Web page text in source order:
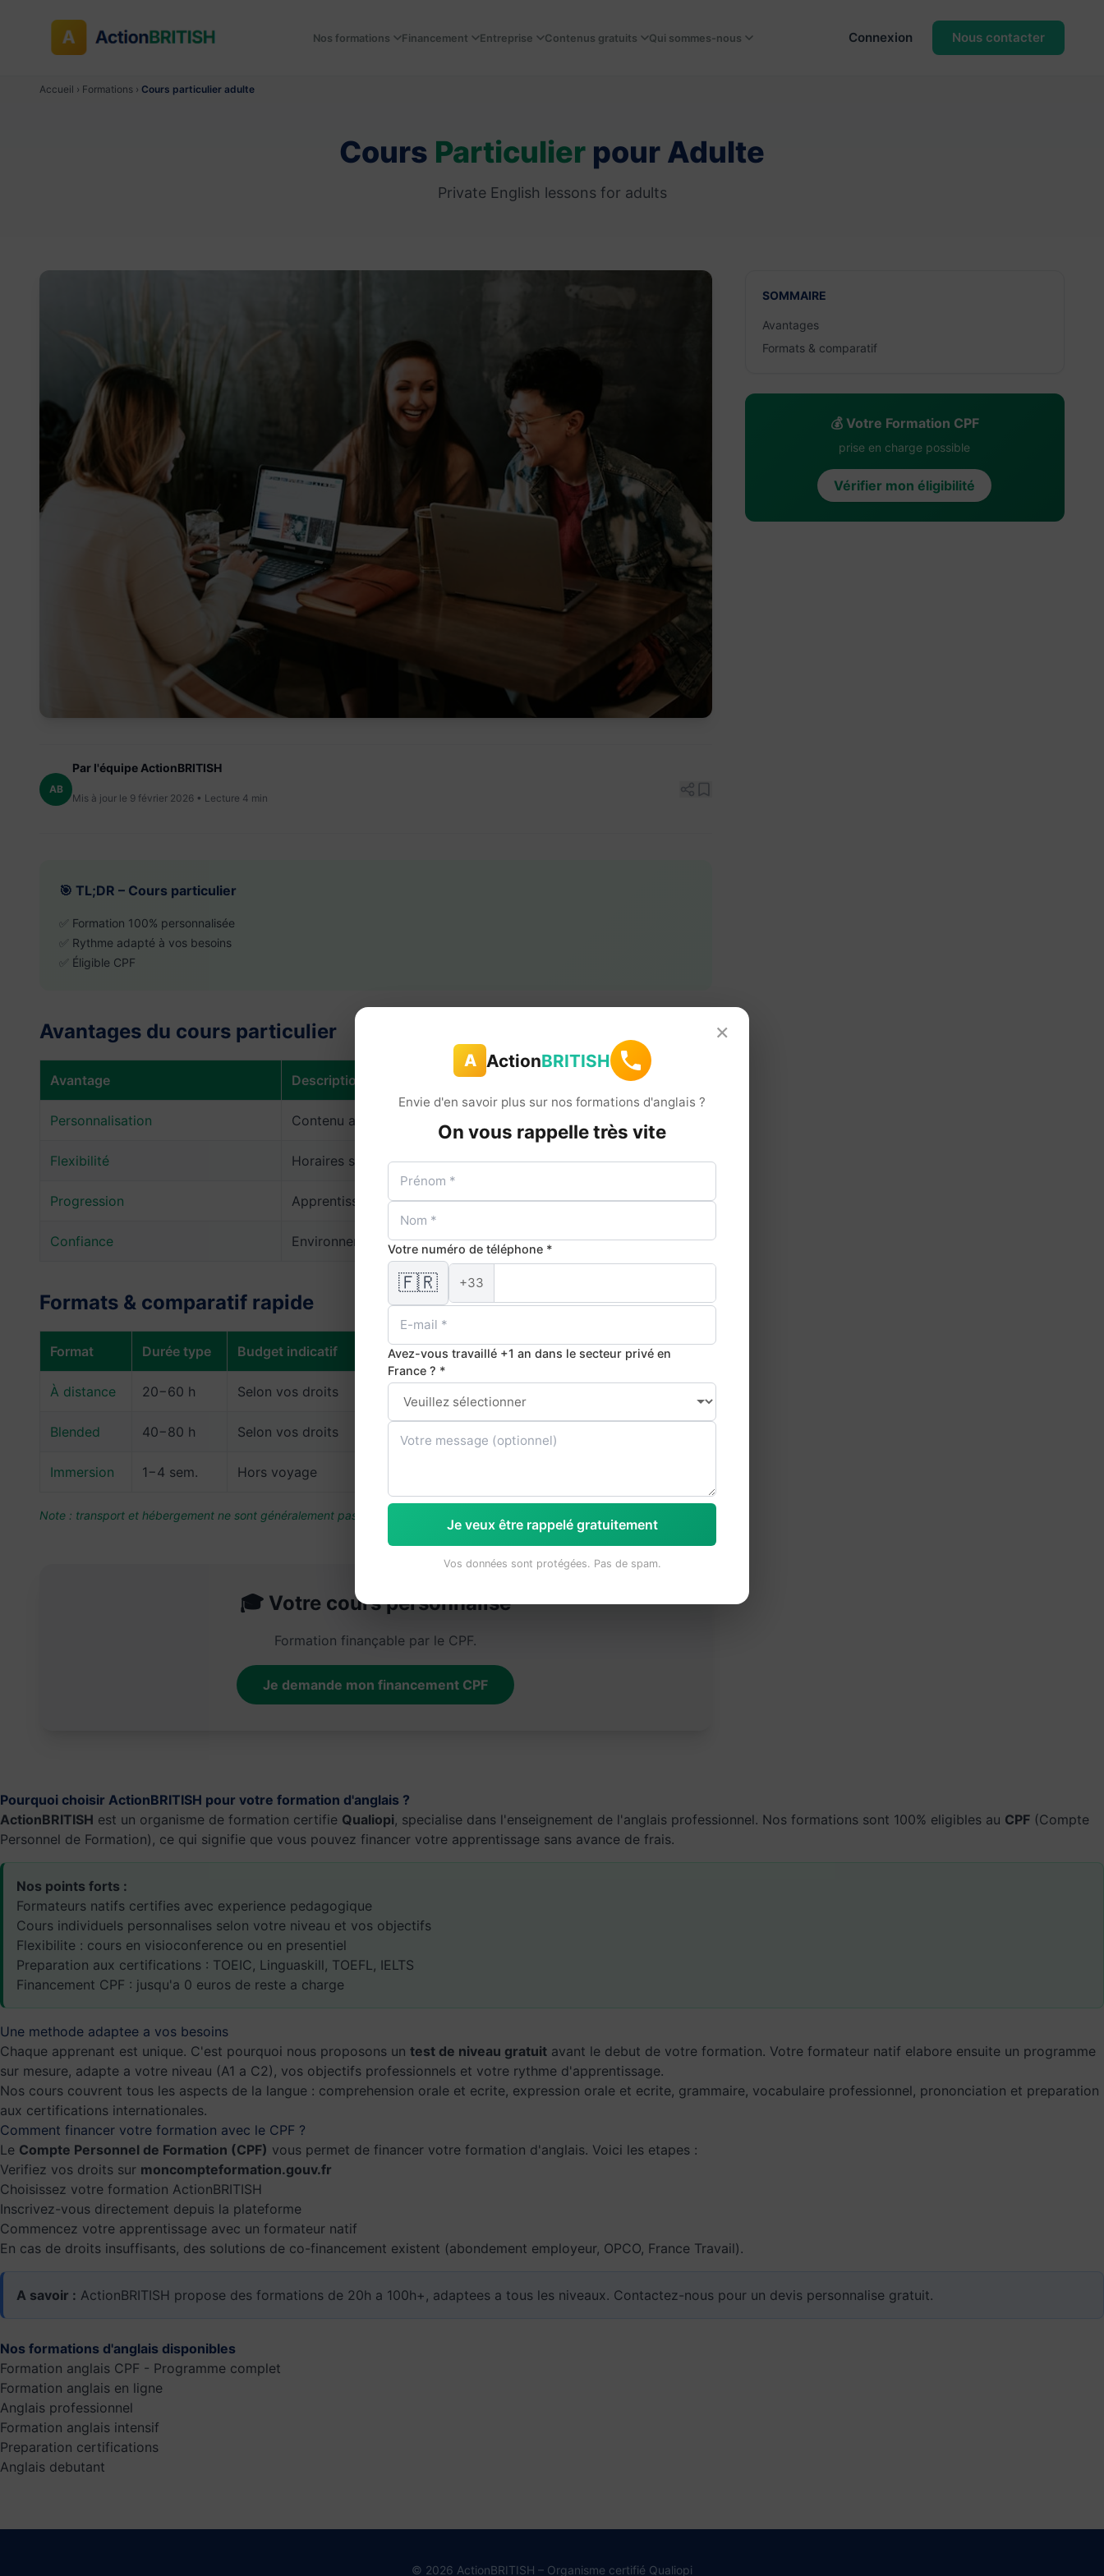
Nos formations Financement Entreprise Contenus gratuits Qui sommes-nous Connexion Nous contacter
Accueil › Formations › Cours particulier adulte
Cours Particulier pour Adulte
Private English lessons for adults
AB
Par l'équipe ActionBRITISH
Mis à jour le 9 février 2026 • Lecture 4 min
🎯 TL;DR – Cours particulier
✅ Formation 100% personnalisée
✅ Rythme adapté à vos besoins
✅ Éligible CPF
Avantages du cours particulier
Avantage Description
Personnalisation Contenu adapté à vos objectifs
Flexibilité Horaires selon votre agenda
Progression Apprentissage accéléré
Confiance Environnement sans jugement
Formats & comparatif rapide
Format Durée type Budget indicatif Éligible CPF Certification
À distance 20−60 h Selon vos droits
Blended 40−80 h Selon vos droits TOEIC / Linguaskill
Immersion 1−4 sem. Hors voyage
Note : transport et hébergement ne sont généralement pas couverts par le CPF.
🎓 Votre cours personnalisé
Formation finançable par le CPF.
Je demande mon financement CPF
SOMMAIRE
Avantages
Formats & comparatif
💰 Votre Formation CPF
prise en charge possible
Vérifier mon éligibilité
Pourquoi choisir ActionBRITISH pour votre formation d'anglais ?
ActionBRITISH est un organisme de formation certifie Qualiopi, specialise dans l'enseignement de l'anglais professionnel. Nos formations sont 100% eligibles au CPF (Compte
Personnel de Formation), ce qui signifie que vous pouvez financer votre apprentissage sans avance de frais.
Nos points forts :
Formateurs natifs certifies avec experience pedagogique
Cours individuels personnalises selon votre niveau et vos objectifs
Flexibilite : cours en visioconference ou en presentiel
Preparation aux certifications : TOEIC, Linguaskill, TOEFL, IELTS
Financement CPF : jusqu'a 0 euros de reste a charge
Une methode adaptee a vos besoins
Chaque apprenant est unique. C'est pourquoi nous proposons un test de niveau gratuit avant le debut de votre formation. Votre formateur natif elabore ensuite un programme
sur mesure, adapte a votre niveau (A1 a C2), vos objectifs professionnels et votre rythme d'apprentissage.
Nos cours couvrent tous les aspects de la langue : comprehension orale et ecrite, expression orale et ecrite, grammaire, vocabulaire professionnel, prononciation et preparation
aux certifications internationales.
Comment financer votre formation avec le CPF ?
Le Compte Personnel de Formation (CPF) vous permet de financer votre formation d'anglais. Voici les etapes :
Verifiez vos droits sur moncompteformation.gouv.fr
Choisissez votre formation ActionBRITISH
Inscrivez-vous directement depuis la plateforme
Commencez votre apprentissage avec un formateur natif
En cas de droits insuffisants, des solutions de co-financement existent (abondement employeur, OPCO, France Travail).
A savoir : ActionBRITISH propose des formations de 20h a 100h+, adaptees a tous les niveaux. Contactez-nous pour un devis personnalise gratuit.
Nos formations d'anglais disponibles
Formation anglais CPF - Programme complet
Formation anglais en ligne
Anglais professionnel
Formation anglais intensif
Preparation certifications
Anglais debutant
© 2026 ActionBRITISH – Organisme certifié Qualiopi
×
A ActionBRITISH
Envie d'en savoir plus sur nos formations d'anglais ?
On vous rappelle très vite
Votre numéro de téléphone *
🇫🇷 +33
Avez-vous travaillé +1 an dans le secteur privé en
France ? *
Je veux être rappelé gratuitement
Vos données sont protégées. Pas de spam.